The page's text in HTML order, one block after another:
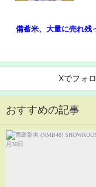
備蓄米、大量に売れ残
Xでフォ
おすすめの記事